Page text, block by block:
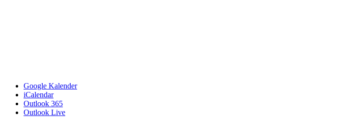
Google Kalender
iCalendar
Outlook 365
Outlook Live